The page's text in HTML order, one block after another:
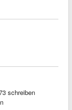
schreiben